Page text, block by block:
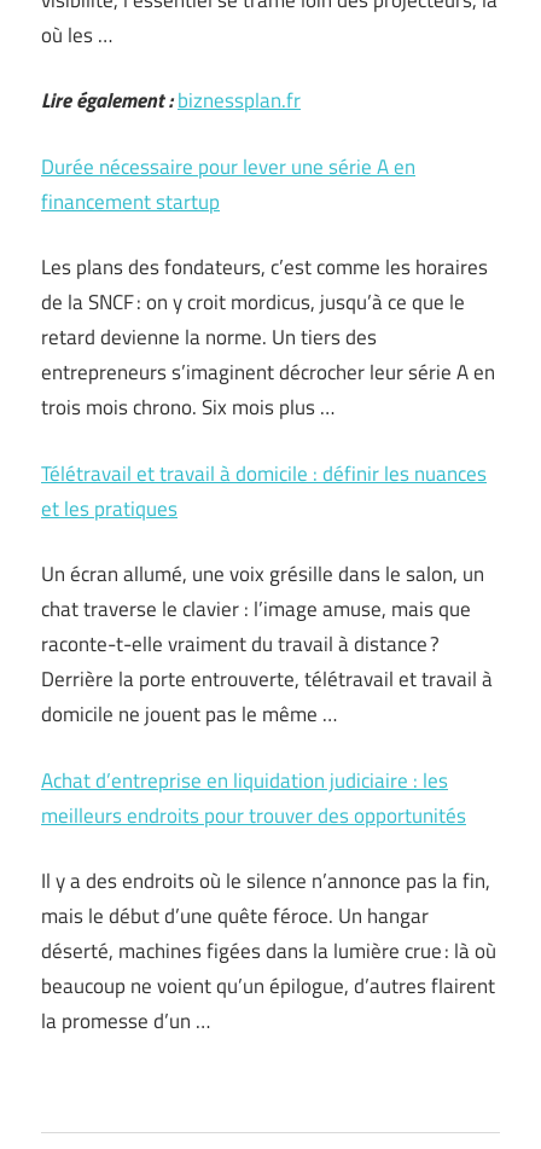
où les …
Lire également :biznessplan.fr
Durée nécessaire pour lever une série A en
financement startup
Les plans des fondateurs, c’est comme les horaires
de la SNCF : on y croit mordicus, jusqu’à ce que le
retard devienne la norme. Un tiers des
entrepreneurs s’imaginent décrocher leur série A en
trois mois chrono. Six mois plus …
Télétravail et travail à domicile : définir les nuances
et les pratiques
Un écran allumé, une voix grésille dans le salon, un
chat traverse le clavier : l’image amuse, mais que
raconte-t-elle vraiment du travail à distance ?
Derrière la porte entrouverte, télétravail et travail à
domicile ne jouent pas le même …
Achat d’entreprise en liquidation judiciaire : les
meilleurs endroits pour trouver des opportunités
Il y a des endroits où le silence n’annonce pas la fin,
mais le début d’une quête féroce. Un hangar
déserté, machines figées dans la lumière crue : là où
beaucoup ne voient qu’un épilogue, d’autres flairent
la promesse d’un …